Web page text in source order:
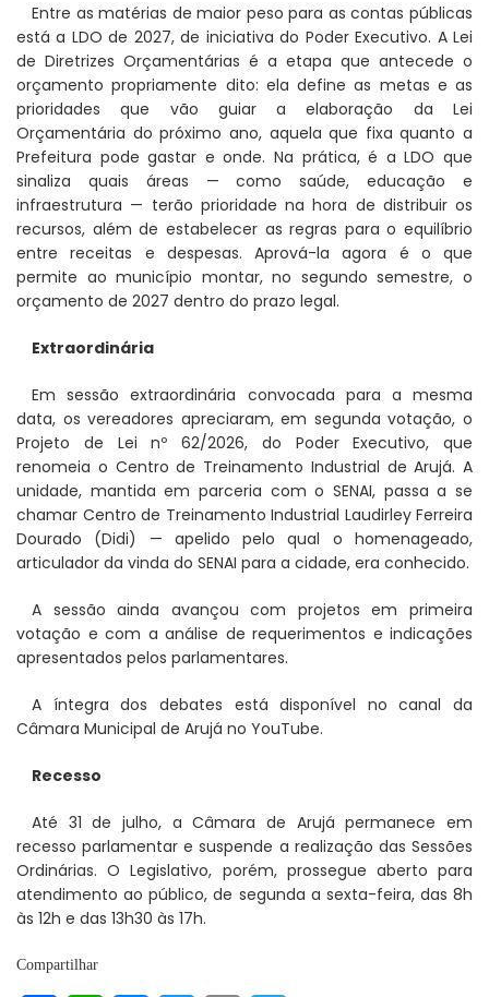
Entre as matérias de maior peso para as contas públicas
está a LDO de 2027, de iniciativa do Poder Executivo. A Lei
de Diretrizes Orçamentárias é a etapa que antecede o
orçamento propriamente dito: ela define as metas e as
prioridades que vão guiar a elaboração da Lei
Orçamentária do próximo ano, aquela que fixa quanto a
Prefeitura pode gastar e onde. Na prática, é a LDO que
sinaliza quais áreas — como saúde, educação e
infraestrutura — terão prioridade na hora de distribuir os
recursos, além de estabelecer as regras para o equilíbrio
entre receitas e despesas. Aprová-la agora é o que
permite ao município montar, no segundo semestre, o
orçamento de 2027 dentro do prazo legal.
Extraordinária
Em sessão extraordinária convocada para a mesma
data, os vereadores apreciaram, em segunda votação, o
Projeto de Lei nº 62/2026, do Poder Executivo, que
renomeia o Centro de Treinamento Industrial de Arujá. A
unidade, mantida em parceria com o SENAI, passa a se
chamar Centro de Treinamento Industrial Laudirley Ferreira
Dourado (Didi) — apelido pelo qual o homenageado,
articulador da vinda do SENAI para a cidade, era conhecido.
A sessão ainda avançou com projetos em primeira
votação e com a análise de requerimentos e indicações
apresentados pelos parlamentares.
A íntegra dos debates está disponível no canal da
Câmara Municipal de Arujá no YouTube.
Recesso
Até 31 de julho, a Câmara de Arujá permanece em
recesso parlamentar e suspende a realização das Sessões
Ordinárias. O Legislativo, porém, prossegue aberto para
atendimento ao público, de segunda a sexta-feira, das 8h
às 12h e das 13h30 às 17h.
Compartilhar